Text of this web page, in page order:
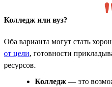
Колледж или вуз?
Оба варианта могут стать
от цели, готовности
ресурсов.
Колледж — это